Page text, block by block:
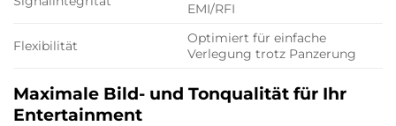
EMI/RFI
Flexibilität
Optimiert für einfache
Verlegung trotz Panzerung
Maximale Bild- und Tonqualität für Ihr
Entertainment